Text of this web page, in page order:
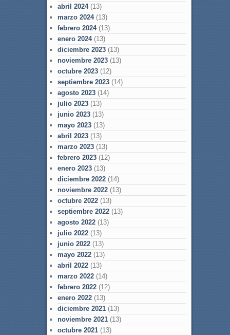
abril 2024(13)
marzo 2024(13)
febrero 2024(13)
enero 2024(13)
diciembre 2023(13)
noviembre 2023(13)
octubre 2023(12)
septiembre 2023(14)
agosto 2023(14)
julio 2023(13)
junio 2023(13)
mayo 2023(13)
abril 2023(13)
marzo 2023(13)
febrero 2023(12)
enero 2023(13)
diciembre 2022(14)
noviembre 2022(13)
octubre 2022(13)
septiembre 2022(13)
agosto 2022(13)
julio 2022(13)
junio 2022(13)
mayo 2022(13)
abril 2022(13)
marzo 2022(14)
febrero 2022(12)
enero 2022(13)
diciembre 2021(13)
noviembre 2021(13)
octubre 2021(13)